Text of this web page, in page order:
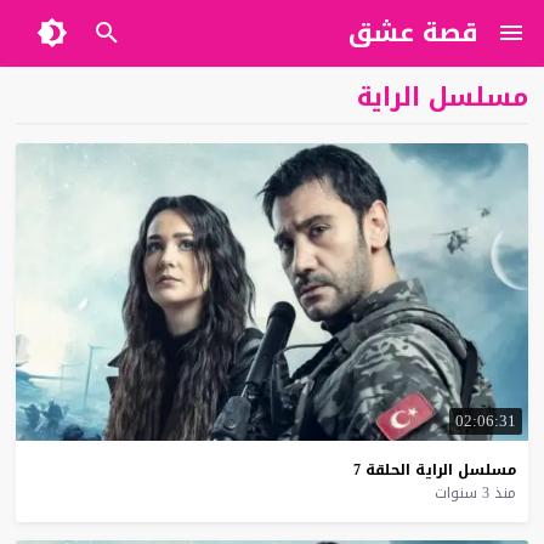
قصة عشق
مسلسل الراية
02:06:31
مسلسل الراية الحلقة 7
منذ 3 سنوات